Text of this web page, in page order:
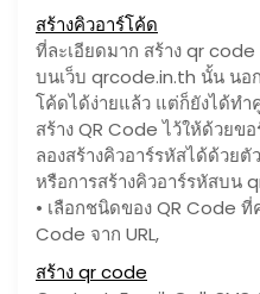
สร้างคิวอาร์โค้ด
ที่ละเอียดมาก สร้าง qr code
บนเว็บ qrcode.in.th นั้น นอ
โค้ดได้ง่ายแล้ว แต่ก็ยังได้ทำ
สร้าง QR Code ไว้ให้ด้วยข
ลองสร้างคิวอาร์รหัสได้ด้วยตั
หรือการสร้างคิวอาร์รหัสบน
• เลือกชนิดของ QR Code
Code จาก URL,
สร้าง qr code